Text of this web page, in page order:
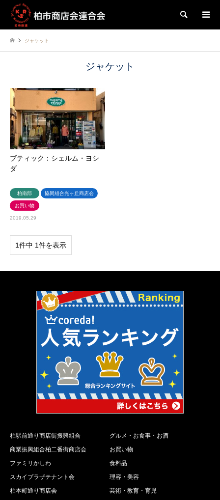
検索
ジャケット
ジャケット
ブティック：シェルム・ヨシ
ダ
柏南部 協同組合光ヶ丘商店会
お買い物
2019.05.29
1件中 1件を表示
柏駅前通り商店街振興組合
商業振興組合柏二番街商店会
ファミリかしわ
スカイプラザテナント会
柏本町通り商店会
グルメ・お食事・お酒
お買い物
食料品
理容・美容
芸術・教育・育児